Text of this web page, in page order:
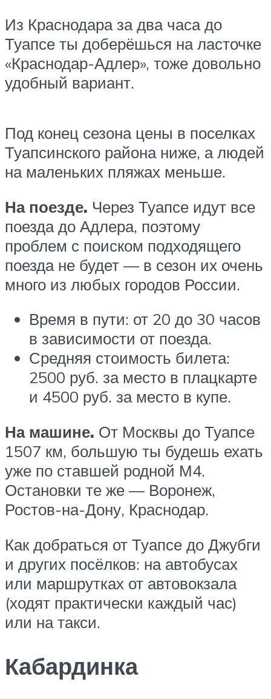
Из Краснодара за два часа до
Туапсе ты доберёшься на ласточке
«Краснодар-Адлер», тоже довольно
удобный вариант.
Под конец сезона цены в поселках
Туапсинского района ниже, а людей
на маленьких пляжах меньше.
На поезде. Через Туапсе идут все
поезда до Адлера, поэтому
проблем с поиском подходящего
поезда не будет — в сезон их очень
много из любых городов России.
Время в пути: от 20 до 30 часов
в зависимости от поезда.
Средняя стоимость билета:
2500 руб. за место в плацкарте
и 4500 руб. за место в купе.
На машине. От Москвы до Туапсе
1507 км, большую ты будешь ехать
уже по ставшей родной М4.
Остановки те же — Воронеж,
Ростов-на-Дону, Краснодар.
Как добраться от Туапсе до Джубги
и других посёлков: на автобусах
или маршрутках от автовокзала
(ходят практически каждый час)
или на такси.
Кабардинка